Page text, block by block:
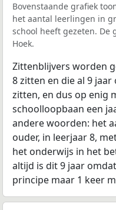
Bovenstaande grafiek
het aantal leerlingen in
school heeft gezeten. De
Hoek.
Zittenblijvers worden
8 zitten en die al 9
zitten, en dus op enig
schoolloopbaan een
andere woorden: het
ouder, in leerjaar 8,
het onderwijs in het
altijd is dit 9 jaar
principe maar 1 keer